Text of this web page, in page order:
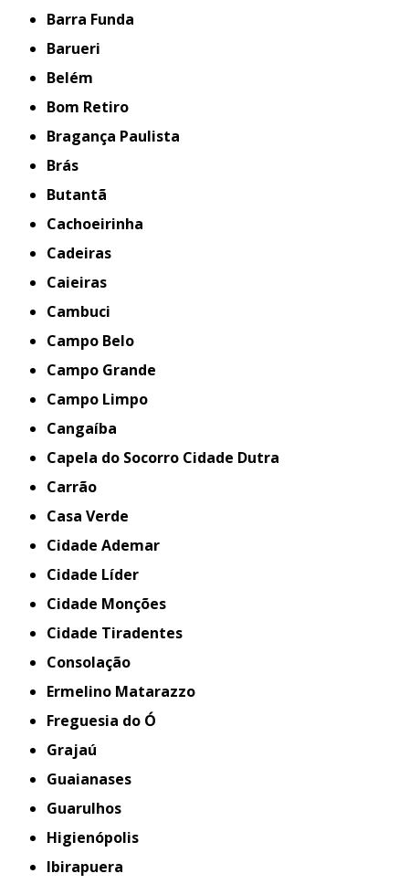
Barra Funda
Barueri
Belém
Bom Retiro
Bragança Paulista
Brás
Butantã
Cachoeirinha
Cadeiras
Caieiras
Cambuci
Campo Belo
Campo Grande
Campo Limpo
Cangaíba
Capela do Socorro Cidade Dutra
Carrão
Casa Verde
Cidade Ademar
Cidade Líder
Cidade Monções
Cidade Tiradentes
Consolação
Ermelino Matarazzo
Freguesia do Ó
Grajaú
Guaianases
Guarulhos
Higienópolis
Ibirapuera